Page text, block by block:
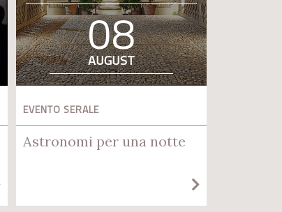
08
AUGUST
EVENTO SERALE
Astronomi per una notte